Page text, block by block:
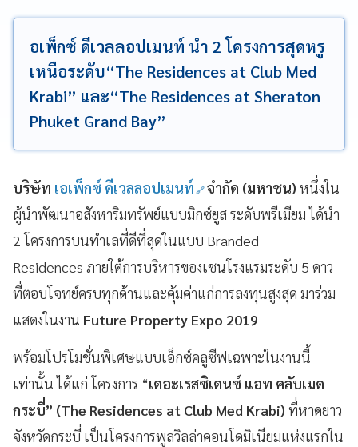
อเพ็กซ์ ดีเวลลอปเมนท์ นำ 2 โครงการสุดหรู
เหนือระดับ“The Residences at Club Med
Krabi” และ“The Residences at Sheraton
Phuket Grand Bay”
บริษัท เอเพ็กซ์ ดีเวลลอปเมนท์ จำกัด (มหาชน) หนึ่งใน
ผู้นำพัฒนาอสังหาริมทรัพย์แบบมิกซ์ยูส ระดับพรีเมียม ได้นำ
2 โครงการบนทำเลที่ดีที่สุดในแบบ Branded
Residences ภายใต้การบริหารของเชนโรงแรมระดับ 5 ดาว
ที่ตอบโจทย์ครบทุกด้านและคุ้มค่าแก่การลงทุนสูงสุด มาร่วม
แสดงในงาน Future Property Expo 2019
พร้อมโปรโมชั่นพิเศษแบบเอ็กซ์คลูซีฟเฉพาะในงานนี้
เท่านั้น ได้แก่ โครงการ “เดอะเรสซิเดนซ์ แอท คลับเมด
กระบี่” (The Residences at Club Med Krabi) ที่หาดยาว
จังหวัดกระบี่ เป็นโครงการพูลวิลล่าคอนโดมิเนียมแห่งแรกใน